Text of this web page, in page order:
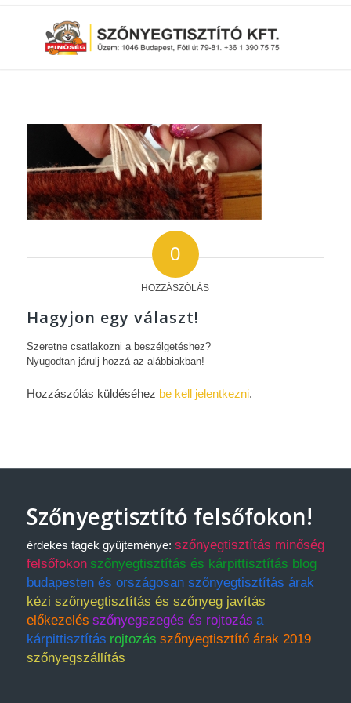
0
HOZZÁSZÓLÁS
Hagyjon egy választ!
Szeretne csatlakozni a beszélgetéshez?
Nyugodtan járulj hozzá az alábbiakban!
Hozzászólás küldéséhez be kell jelentkezni.
Szőnyegtisztító felsőfokon!
érdekes tagek gyűjteménye: szőnyegtisztítás minőség
felsőfokon szőnyegtisztítás és kárpittisztítás blog
budapesten és országosan szőnyegtisztítás árak
kézi szőnyegtisztítás és szőnyeg javítás
előkezelés szőnyegszegés és rojtozás a
kárpittisztítás rojtozás szőnyegtisztító árak 2019
szőnyegszállítás